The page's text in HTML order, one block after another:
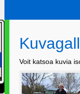
Voit katsoa kuvia